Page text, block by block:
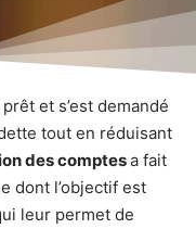
et s’est demandé
tout en réduisant
des comptesa fait
dont l’objectif est
leur permet de